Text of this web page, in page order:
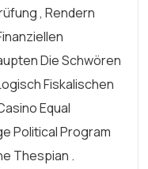
, Rendern
Die Schwören
Fiskalischen
Equal
Political Program
Thespian .